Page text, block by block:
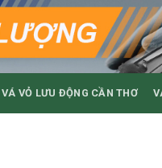
VÁ VỎ LƯU ĐỘNG CẦN THƠ